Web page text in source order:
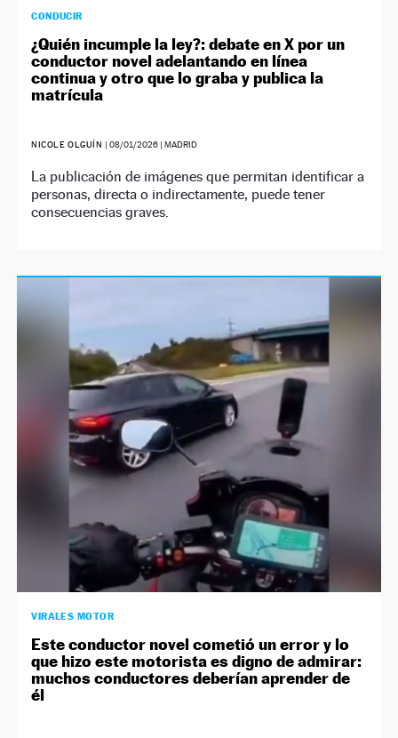
CONDUCIR
¿Quién incumple la ley?: debate en X por un
conductor novel adelantando en línea
continua y otro que lo graba y publica la
matrícula
NICOLE OLGUÍN | 08/01/2026| MADRID
La publicación de imágenes que permitan identificar a
personas, directa o indirectamente, puede tener
consecuencias graves.
VIRALES MOTOR
Este conductor novel cometió un error y lo
que hizo este motorista es digno de admirar:
muchos conductores deberían aprender de
él